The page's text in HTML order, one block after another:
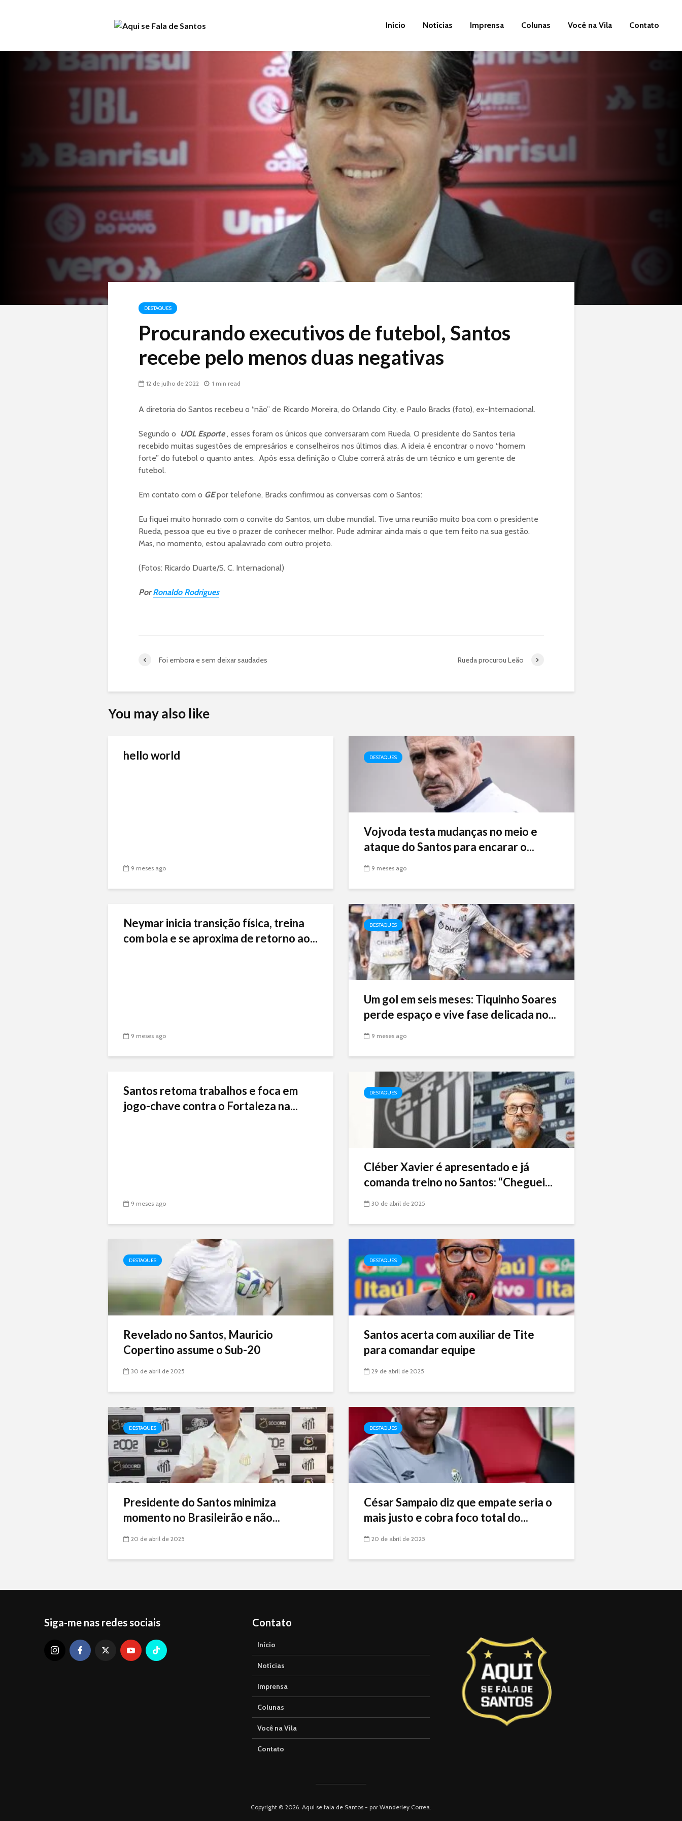
Início Notícias Imprensa Colunas Você na Vila Contato
DESTAQUES
Procurando executivos de futebol, Santos
recebe pelo menos duas negativas
12 de julho de 2022 1 min read
A diretoria do Santos recebeu o “não” de Ricardo Moreira, do Orlando City, e Paulo Bracks (foto), ex-Internacional.
Segundo o UOL Esporte, esses foram os únicos que conversaram com Rueda. O presidente do Santos teria
recebido muitas sugestões de empresários e conselheiros nos últimos dias. A ideia é encontrar o novo “homem
forte” do futebol o quanto antes. Após essa definição o Clube correrá atrás de um técnico e um gerente de
futebol.
Em contato com o GE por telefone, Bracks confirmou as conversas com o Santos:
Eu fiquei muito honrado com o convite do Santos, um clube mundial. Tive uma reunião muito boa com o presidente
Rueda, pessoa que eu tive o prazer de conhecer melhor. Pude admirar ainda mais o que tem feito na sua gestão.
Mas, no momento, estou apalavrado com outro projeto.
(Fotos: Ricardo Duarte/S. C. Internacional)
PorRonaldo Rodrigues
Foi embora e sem deixar saudades Rueda procurou Leão
You may also like
hello world
9 meses ago
DESTAQUES
Vojvoda testa mudanças no meio e
ataque do Santos para encarar o...
9 meses ago
Neymar inicia transição física, treina
com bola e se aproxima de retorno ao...
9 meses ago
DESTAQUES
Um gol em seis meses: Tiquinho Soares
perde espaço e vive fase delicada no...
9 meses ago
Santos retoma trabalhos e foca em
jogo-chave contra o Fortaleza na...
9 meses ago
DESTAQUES
Cléber Xavier é apresentado e já
comanda treino no Santos: “Cheguei...
30 de abril de 2025
DESTAQUES
Revelado no Santos, Mauricio
Copertino assume o Sub-20
30 de abril de 2025
DESTAQUES
Santos acerta com auxiliar de Tite
para comandar equipe
29 de abril de 2025
DESTAQUES
Presidente do Santos minimiza
momento no Brasileirão e não...
20 de abril de 2025
DESTAQUES
César Sampaio diz que empate seria o
mais justo e cobra foco total do...
20 de abril de 2025
Siga-me nas redes sociais Contato
Início
Notícias
Imprensa
Colunas
Você na Vila
Contato
Copyright © 2026. Aqui se fala de Santos - por Wanderley Correa.